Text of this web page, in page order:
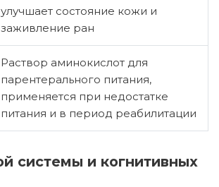
улучшает состояние кожи и
заживление ран
Раствор аминокислот для
парентерального питания,
применяется при недостатке
питания и в период реабилитации